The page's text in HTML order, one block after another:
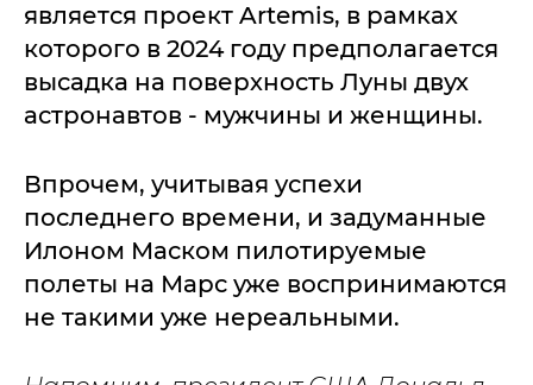
является проект Artemis, в рамках
которого в 2024 году предполагается
высадка на поверхность Луны двух
астронавтов - мужчины и женщины.
Впрочем, учитывая успехи
последнего времени, и задуманные
Илоном Маском пилотируемые
полеты на Марс уже воспринимаются
не такими уже нереальными.